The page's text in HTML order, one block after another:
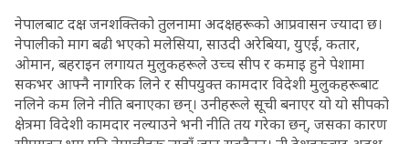
नेपालबाट दक्ष जनशक्तिको तुलनामा अदक्षहरूको आप्रवासन ज्यादा छ।
नेपालीको माग बढी भएको मलेसिया, साउदी अरेबिया, युएई, कतार,
ओमान, बहराइन लगायत मुलुकहरूले उच्च सीप र कमाइ हुने पेशामा
सकभर आफ्नै नागरिक लिने र सीपयुक्त कामदार विदेशी मुलुकहरूबाट
नलिने कम लिने नीति बनाएका छन्। उनीहरूले सूची बनाएर यो यो सीपको
क्षेत्रमा विदेशी कामदार नल्याउने भनी नीति तय गरेका छन्, जसका कारण